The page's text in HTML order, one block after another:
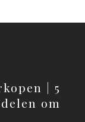
| 5
om